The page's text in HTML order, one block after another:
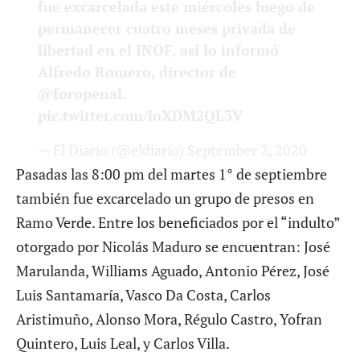
Pasadas las 8:00 pm del martes 1° de septiembre
también fue excarcelado un grupo de presos en
Ramo Verde. Entre los beneficiados por el “indulto”
otorgado por Nicolás Maduro se encuentran: José
Marulanda, Williams Aguado, Antonio Pérez, José
Luis Santamaría, Vasco Da Costa, Carlos
Aristimuño,Alonso Mora,Régulo Castro, Yofran
Quintero, Luis Leal, y Carlos Villa.